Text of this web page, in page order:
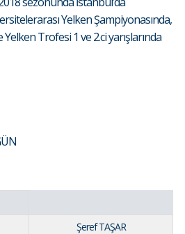
Yelken Şampiyonasında,
Trofesi 1 ve 2.ci yarışlarında
Şeref TAŞAR